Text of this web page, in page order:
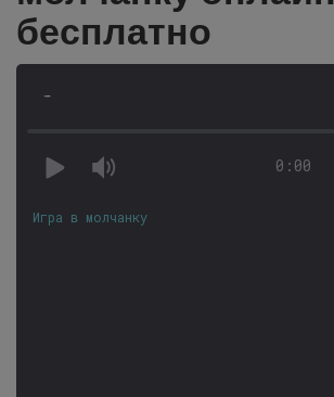
бесплатно
-
0:00
Игра в молчанку